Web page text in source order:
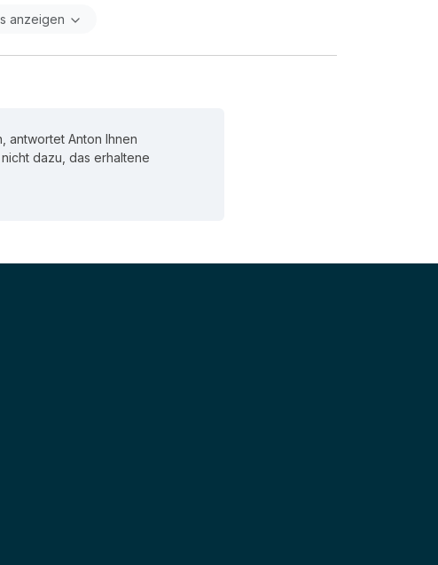
anzeigen
antwortet Anton Ihnen
dazu, das erhaltene